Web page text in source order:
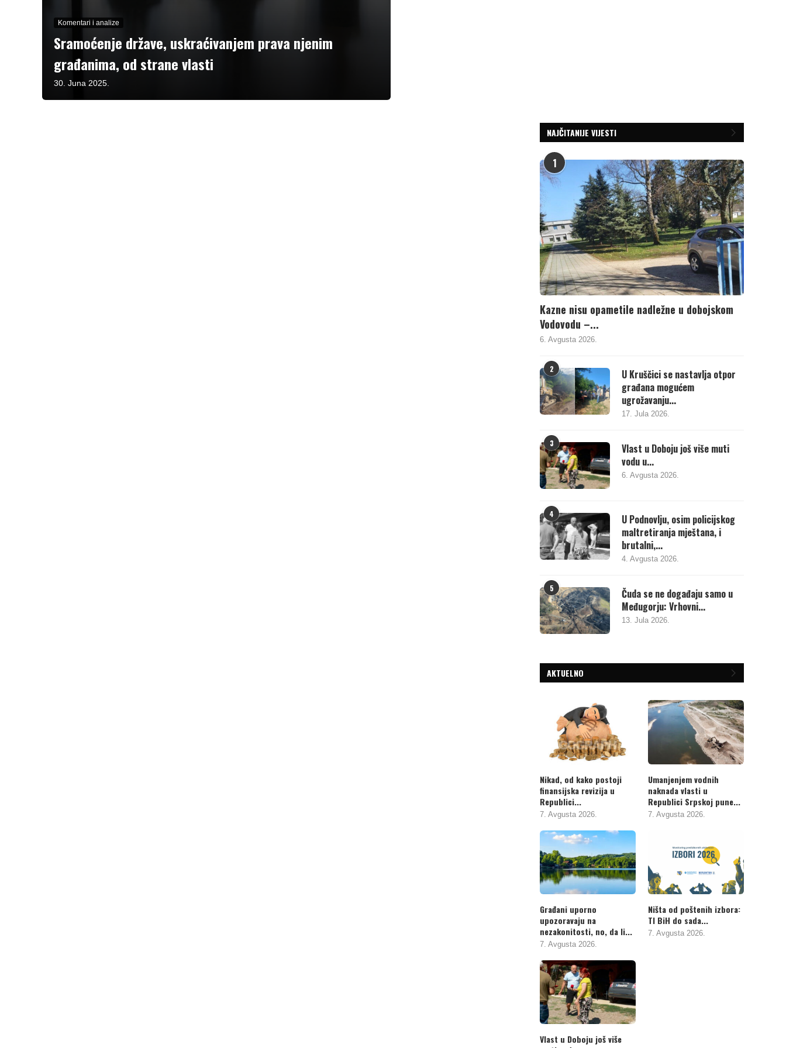
Komentari i analize
Sramoćenje države, uskraćivanjem prava njenim
građanima, od strane vlasti
30. Juna 2025.
NAJČITANIJE VIJESTI
1
Kazne nisu opametile nadležne u dobojskom
Vodovodu –...
6. Avgusta 2026.
2
U Kruščici se nastavlja otpor
građana mogućem
ugrožavanju...
17. Jula 2026.
3
Vlast u Doboju još više muti
vodu u...
6. Avgusta 2026.
4
U Podnovlju, osim policijskog
maltretiranja mještana, i
brutalni,...
4. Avgusta 2026.
5
Čuda se ne događaju samo u
Međugorju: Vrhovni...
13. Jula 2026.
AKTUELNO
Nikad, od kako postoji
finansijska revizija u
Republici...
7. Avgusta 2026.
Umanjenjem vodnih
naknada vlasti u
Republici Srpskoj pune...
7. Avgusta 2026.
Građani uporno
upozoravaju na
nezakonitosti, no, da li...
7. Avgusta 2026.
Ništa od poštenih izbora:
TI BiH do sada...
7. Avgusta 2026.
Vlast u Doboju još više